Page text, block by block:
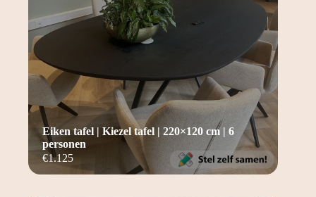
€1.125
Eiken tafel | Kiezel tafel | 220×120 cm | 6
personen